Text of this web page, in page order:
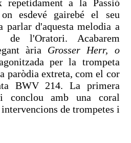
repetidament a la Passió
esdevé gairebé el seu
parlar d'aquesta melodia a
de l'Oratori. Acabarem
ària Grosser Herr, o
per la trompeta
paròdia extreta, com el cor
BWV 214. La primera
conclou amb una coral
de trompetes i